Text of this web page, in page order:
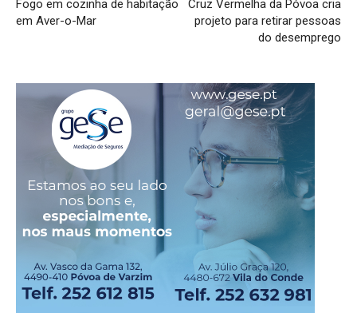
Fogo em cozinha de habitação
em Aver-o-Mar
Cruz Vermelha da Póvoa cria
projeto para retirar pessoas
do desemprego